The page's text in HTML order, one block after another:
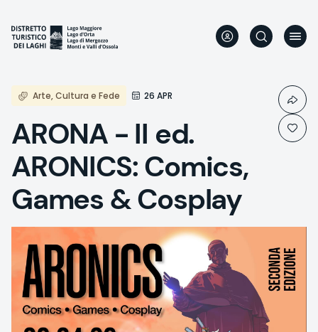
main
content
Arte, Cultura e Fede 26 APR
ARONA - II ed.
ARONICS: Comics,
Games & Cosplay